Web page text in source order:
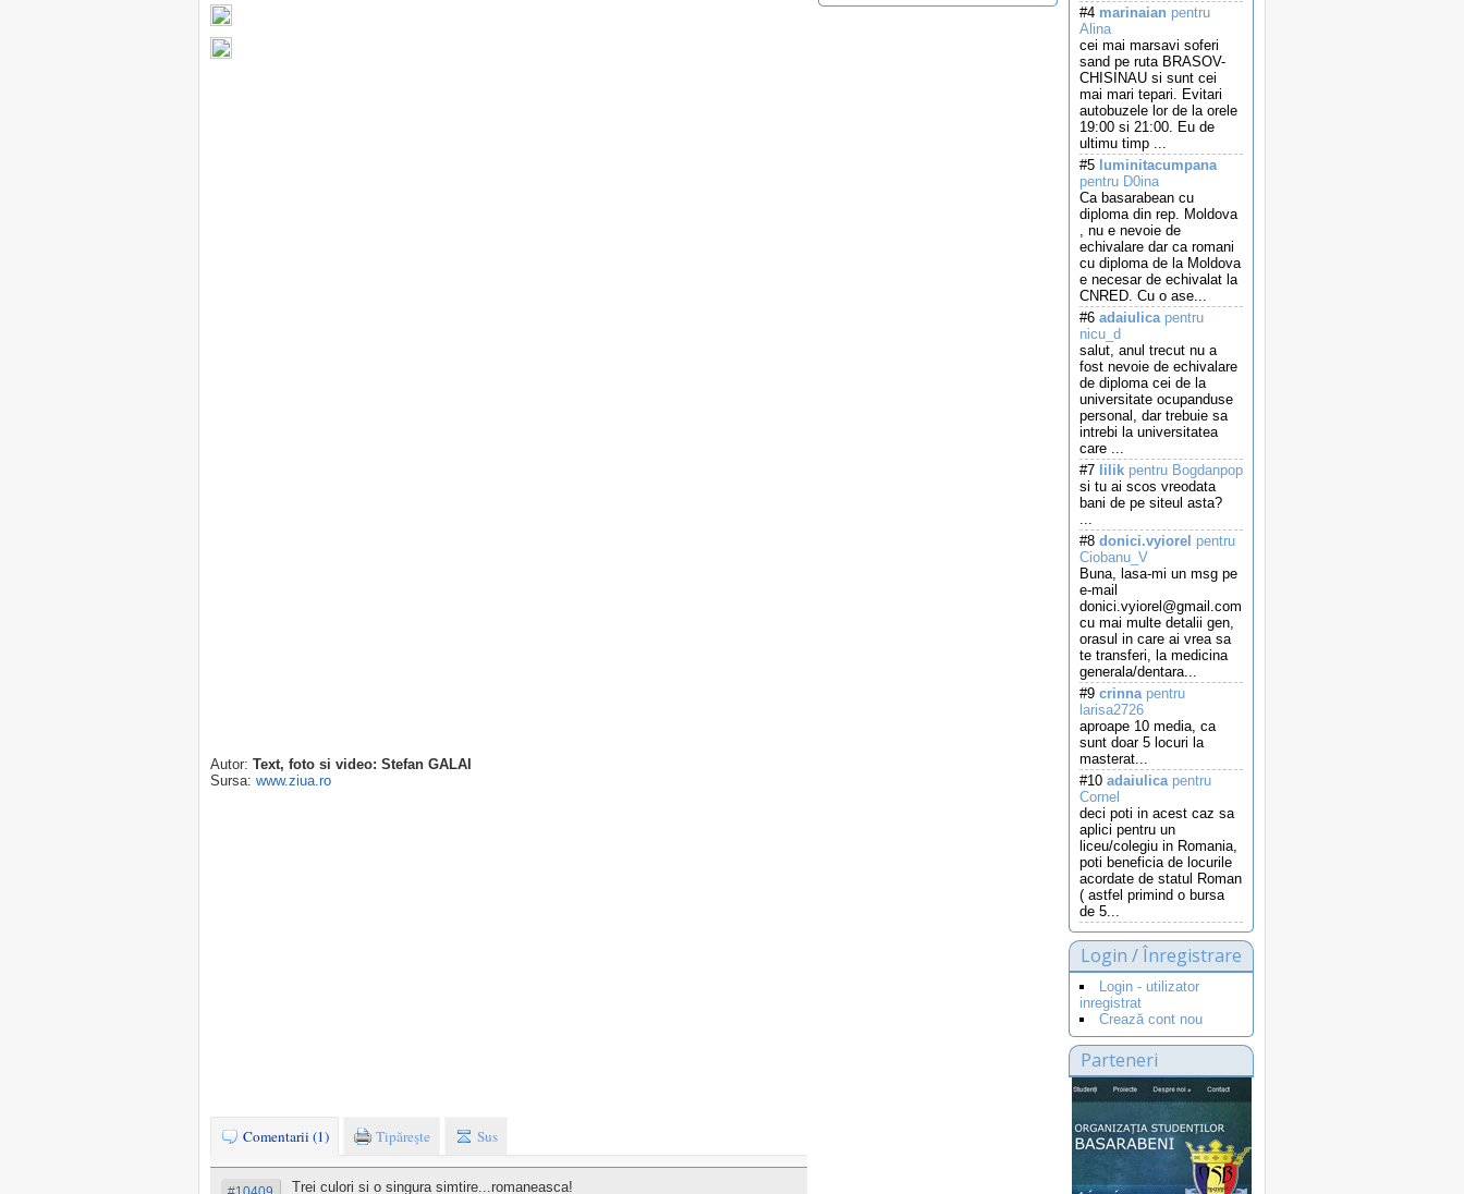
Autor: Text, foto si video: Stefan GALAI
Sursa: www.ziua.ro
Comentarii (1) Tipăreşte Sus
Trei culori si o singura simtire...romaneasca!
#4 marinaian pentru
Alina
cei mai marsavi soferi
sand pe ruta BRASOV-
CHISINAU si sunt cei
mai mari tepari. Evitari
autobuzele lor de la orele
19:00 si 21:00. Eu de
ultimu timp ...
#5 luminitacumpana
pentru D0ina
Ca basarabean cu
diploma din rep. Moldova
, nu e nevoie de
echivalare dar ca romani
cu diploma de la Moldova
e necesar de echivalat la
CNRED. Cu o ase...
#6 adaiulicapentru
nicu_d
salut, anul trecut nu a
fost nevoie de echivalare
de diploma cei de la
universitate ocupanduse
personal, dar trebuie sa
intrebi la universitatea
care ...
#7 lilik pentru Bogdanpop
si tu ai scos vreodata
bani de pe siteul asta?
...
#8 donici.vyiorel pentru
Ciobanu_V
Buna, lasa-mi un msg pe
e-mail
donici.vyiorel@gmail.com
cu mai multe detalii gen,
orasul in care ai vrea sa
te transferi, la medicina
generala/dentara...
#9 crinnapentru
larisa2726
aproape 10 media, ca
sunt doar 5 locuri la
masterat...
#10 adaiulicapentru
Cornel
deci poti in acest caz sa
aplici pentru un
liceu/colegiu in Romania,
poti beneficia de locurile
acordate de statul Roman
( astfel primind o bursa
de 5...
Login / Înregistrare
Login - utilizator
inregistrat
Crează cont nou
Parteneri